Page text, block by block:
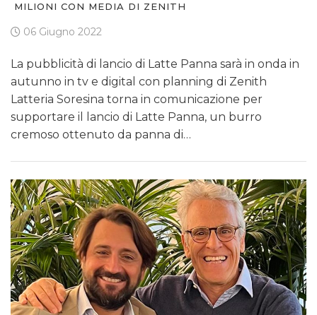
MILIONI CON MEDIA DI ZENITH
06 Giugno 2022
La pubblicità di lancio di Latte Panna sarà in onda in
autunno in tv e digital con planning di Zenith
Latteria Soresina torna in comunicazione per
supportare il lancio di Latte Panna, un burro
cremoso ottenuto da panna di…